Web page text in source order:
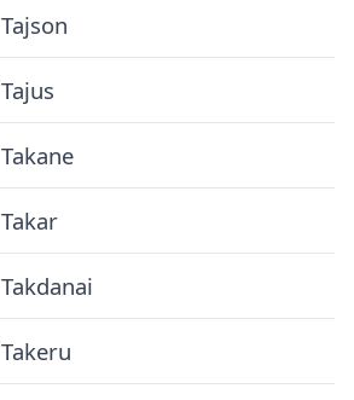
Tajson
Tajus
Takane
Takar
Takdanai
Takeru